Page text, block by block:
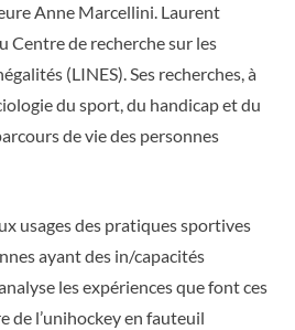
Anne Marcellini. Laurent
Centre de recherche sur les
(LINES). Ses recherches, à
du sport, du handicap et du
de vie des personnes
usages des pratiques sportives
ayant des in/capacités
les expériences que font ces
de l’unihockey en fauteuil